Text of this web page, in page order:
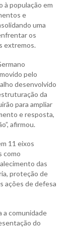
à população em
e
uma
os
extremos.
pelo
desenvolvido
da
para ampliar
e resposta,
afirmou.
11 eixos
como
das
proteção de
ações de defesa
a comunidade
do